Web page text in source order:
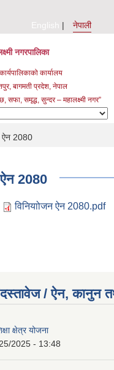
English
नेपाली
नगरपालिका
कार्यालय
बागमती प्रदेश, नेपाल
सफा, समृद्ध, सुन्दर – महालक्ष्मी नगर”
ऐन 2080
ऐन 2080
विनियाोजन ऐन 2080.pdf
/ ऐन, कानुन
क्षेत्र योजना
2025 - 13:48